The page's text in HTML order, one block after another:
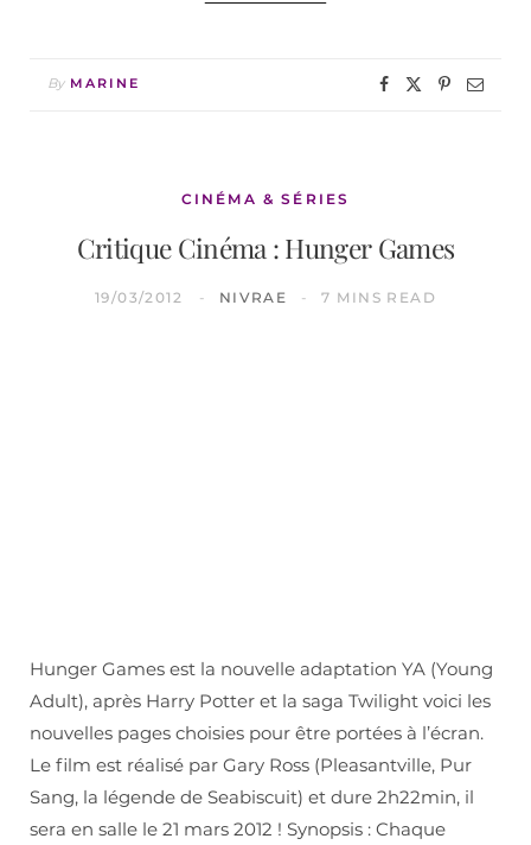
By MARINE
CINÉMA & SÉRIES
Critique Cinéma : Hunger Games
19/03/2012 NIVRAE 7 MINS READ
Hunger Games est la nouvelle adaptation YA (Young
Adult), après Harry Potter et la saga Twilight voici les
nouvelles pages choisies pour être portées à l’écran.
Le film est réalisé par Gary Ross (Pleasantville, Pur
Sang, la légende de Seabiscuit) et dure 2h22min, il
sera en salle le 21 mars 2012 ! Synopsis : Chaque